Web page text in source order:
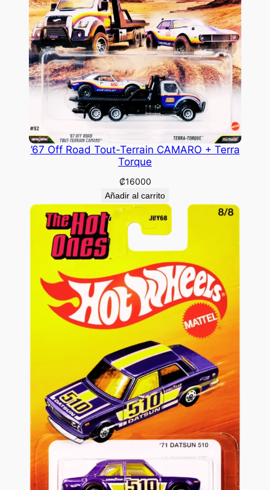
’67 Off Road Tout-Terrain CAMARO + Terra
Torque
₡16000
Añadir al carrito